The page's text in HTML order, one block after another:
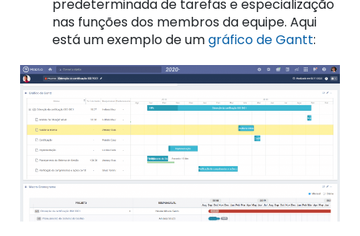
predeterminada de tarefas e especialização
nas funções dos membros da equipe. Aqui
está um exemplo de umgráfico de Gantt: